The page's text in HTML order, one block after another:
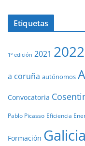
Etiquetas
1º edición 2021 2022
a coruña autónomos
Convocatoria
Pablo Picasso Eficiencia
Formación Galicia